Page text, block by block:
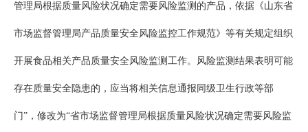
管理局根据质量风险状况确定需要风险监测的产品，依据《山东省
市场监督管理局产品质量安全风险监控工作规范》等有关规定组织
开展食品相关产品质量安全风险监测工作。风险监测结果表明可能
存在质量安全隐患的，应当将相关信息通报同级卫生行政等部
门”，修改为“省市场监督管理局根据质量风险状况确定需要风险监